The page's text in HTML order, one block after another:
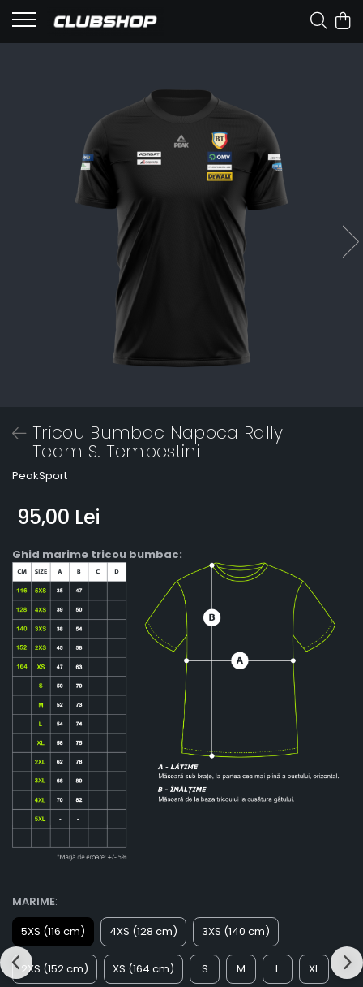
Tricou Bumbac Napoca Rally
Team S. Tempestini
PeakSport
95,00 Lei
Ghid marime tricou bumbac:
MARIME:
5XS (116 cm)
4XS (128 cm) 3XS (140 cm)
2XS (152 cm) XS (164 cm) S M L XL